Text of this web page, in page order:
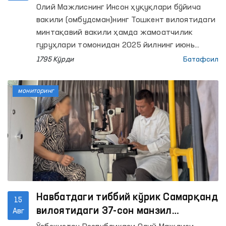
фаолияти тугатилди
Олий Мажлиснинг Инсон ҳуқуқлари бўйича
вакили (омбудсман)нинг Тошкент вилоятидаги
минтақавий вакили ҳамда жамоатчилик
гуруҳлари томонидан 2025 йилнинг июнь
ойида Қуйичирчиқ ва Чиноз туманлари ИИБ
ташрифлари ўтказилиб, аниқланган
камчиликлар юзасида Ички ишлар
вазирлигига Омбудсман тақдимномаси
киритилган эди.
1795 Кўрди Батафсил
15
Авг
Навбатдаги тиббий кўрик Самарқанд
вилоятидаги 37-сон манзил
мониторинг